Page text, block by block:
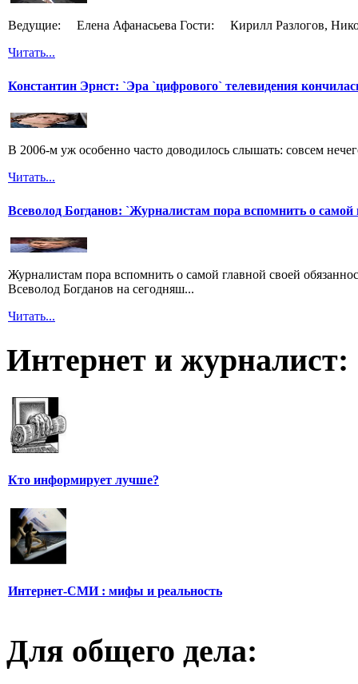
Ведущие: Елена Афанасьева Гости: Кирилл Разлогов,
Читать...
Константин Эрнст: `Эра `цифрового` телевидения
В 2006-м уж особенно часто доводилось слышать: совсем
Читать...
Всеволод Богданов: `Журналистам пора вспомнить о самой
Журналистам пора вспомнить о самой главной своей
Всеволод Богданов на сегодняш...
Читать...
Интернет и журналист:
Кто информирует лучше?
Интернет-СМИ : мифы и реальность
Для общего дела: